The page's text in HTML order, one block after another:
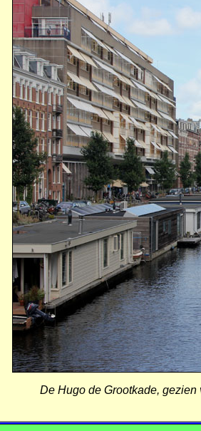
De Hugo de Grootkade,